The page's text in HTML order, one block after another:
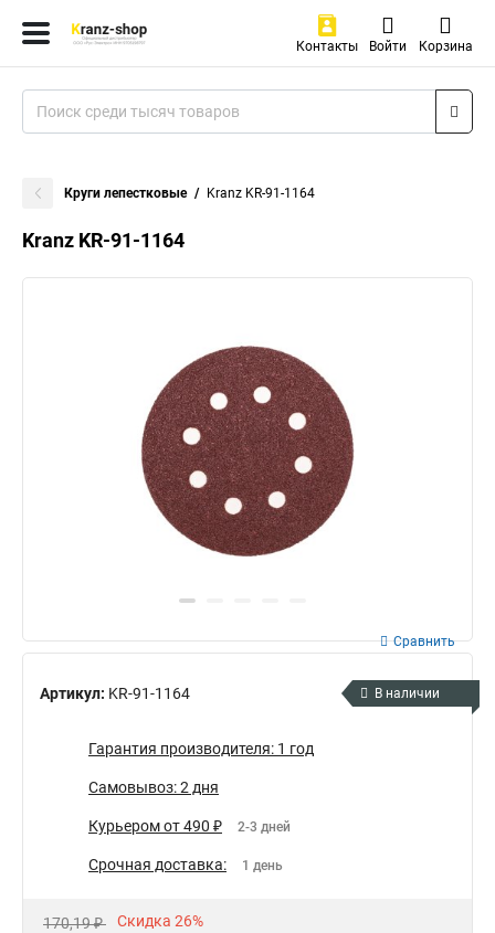
Контакты Войти Корзина
Круги лепестковые Kranz KR-91-1164
Kranz KR-91-1164
Артикул: KR-91-1164
Сравнить
В наличии
Гарантия производителя: 1 год
Самовывоз: 2 дня
Курьером от 490 ₽ 2-3 дней
Срочная доставка: 1 день
170,19 ₽ Скидка 26%